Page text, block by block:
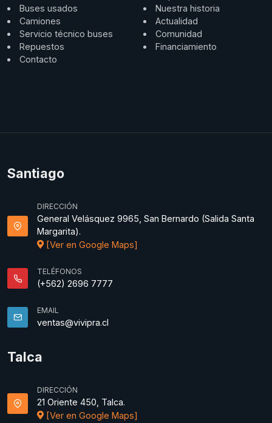
Buses usados
Camiones
Servicio técnico buses
Repuestos
Contacto
Nuestra historia
Actualidad
Comunidad
Financiamiento
Santiago
DIRECCIÓN
General Velásquez 9965, San Bernardo (Salida Santa
Margarita).
[Ver en Google Maps]
TELÉFONOS
(+562) 2696 7777
EMAIL
ventas@vivipra.cl
Talca
DIRECCIÓN
21 Oriente 450, Talca.
[Ver en Google Maps]